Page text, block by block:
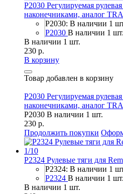
P2030 Регулируемая
наконечниками, аналог
P2030: В наличии 1
P2030 В наличии 1 шт.
В наличии 1 шт.
230 р.
В корзину
Товар добавлен в корзину
P2030 Регулируемая
наконечниками, аналог
P2030 В наличии 1 шт.
230 р.
Продолжить покупки
P2324 Рулевые тяги для
P2324: В наличии 1
P2324 В наличии 1 шт.
В наличии 1 шт.